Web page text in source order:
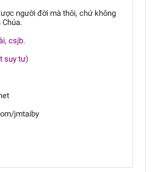
người đời mà thôi, chứ không
csjb.
suy tư)
jmtaiby